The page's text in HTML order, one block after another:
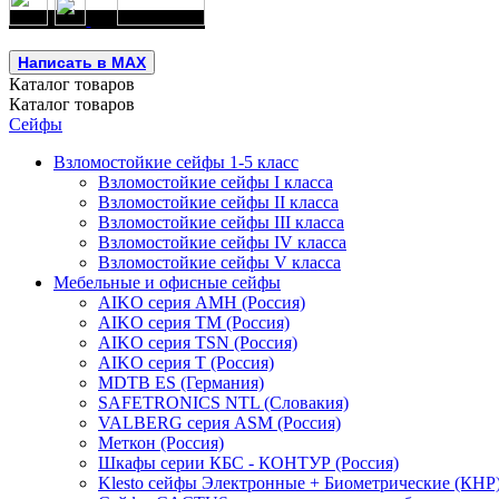
Написать в MAX
Каталог товаров
Каталог товаров
Сейфы
Взломостойкие сейфы 1-5 класс
Взломостойкие сейфы I класса
Взломостойкие сейфы II класса
Взломостойкие сейфы III класса
Взломостойкие сейфы IV класса
Взломостойкие сейфы V класса
Мебельные и офисные сейфы
AIKO серия AMH (Россия)
AIKO серия TM (Россия)
AIKO серия TSN (Россия)
AIKO серия Т (Россия)
MDTB ES (Германия)
SAFETRONICS NTL (Словакия)
VALBERG серия ASM (Россия)
Меткон (Россия)
Шкафы серии КБС - КОНТУР (Россия)
Klesto сейфы Электронные + Биометрические